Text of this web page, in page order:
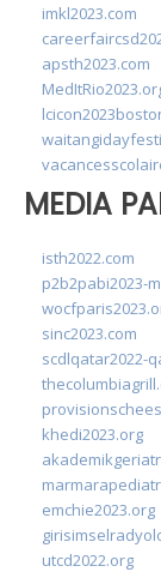
imkl2023.com
apsth2023.com
MEDIA
isth2022.com
p2b2pabi2023-
sinc2023.com
scdlqatar2022-
khedi2023.org
emchie2023.org
utcd2022.org